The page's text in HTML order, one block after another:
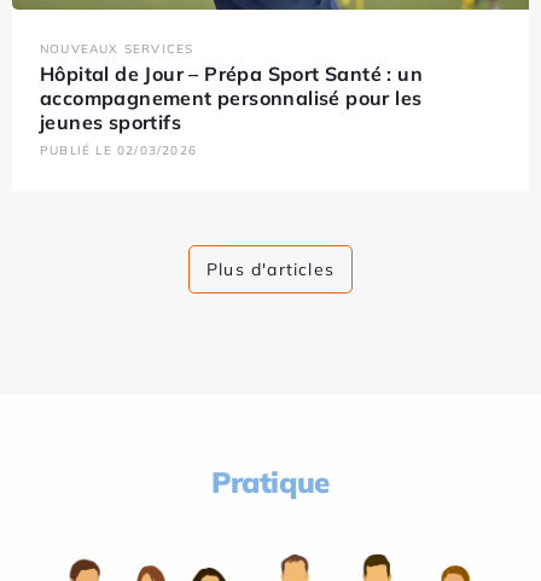
NOUVEAUX SERVICES
Hôpital de Jour – Prépa Sport Santé : un
accompagnement personnalisé pour les
jeunes sportifs
PUBLIÉ LE 02/03/2026
Plus d'articles
Pratique